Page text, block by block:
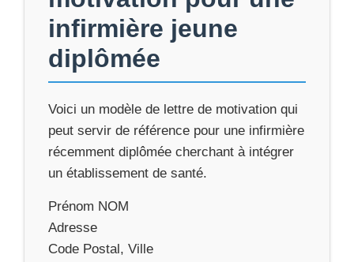
infirmière jeune
diplômée
Voici un modèle de lettre de motivation qui
peut servir de référence pour une infirmière
récemment diplômée cherchant à intégrer
un établissement de santé.
Prénom NOM
Adresse
Code Postal, Ville